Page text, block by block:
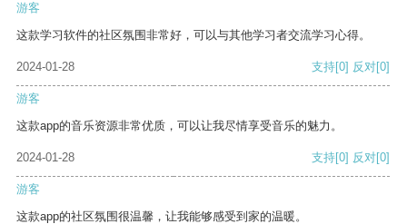
游客
这款学习软件的社区氛围非常好，可以与其他学习者交流学习心得。
2024-01-28 支持[0] 反对[0]
游客
这款app的音乐资源非常优质，可以让我尽情享受音乐的魅力。
2024-01-28 支持[0] 反对[0]
游客
这款app的社区氛围很温馨，让我能够感受到家的温暖。